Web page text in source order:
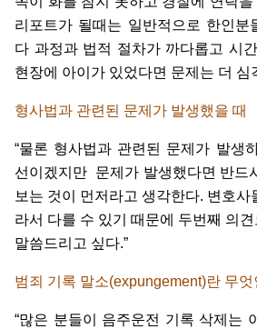
리포트가 될때는 일반적으로 한인분
다 과정과 법적 절차가 까다롭고 시
현장에 아이가 있었다면 문제는 더 심
형사법과 관련된 문제가 발생했을 때
“물론 형사법과 관련된 문제가 발생
선이겠지만 문제가 발생했다면 반드시
보는 것이 먼저라고 생각한다. 변호사
라서 다를 수 있기 때문에 두번째 의견
말씀드리고 싶다.”
범죄 기록 말소(expungement)란 무엇
“많은 분들이 음주운전 기록 삭제는